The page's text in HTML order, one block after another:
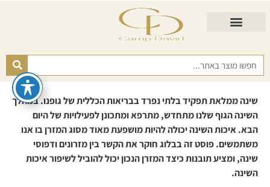
שינה ממלאת תפקיד בלתי נפרד בבריאות הכללית של גופנו. במהלך
השינה הגוף שלנו מתחדש, מתרפא ומתכונן לפעילויות של היום
הבא. איכות השינה יכולה להיות מושפעת מאוד מסוג המזרן בו אנו
משתמשים. פוסט זה בבלוג חוקר את הקשר בין מזרונים ודפוסי
שינה, ומציע תובנות כיצד המזרן הנכון יכול להוביל לשיפור איכות
השינה.